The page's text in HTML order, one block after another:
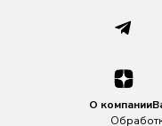
О компании